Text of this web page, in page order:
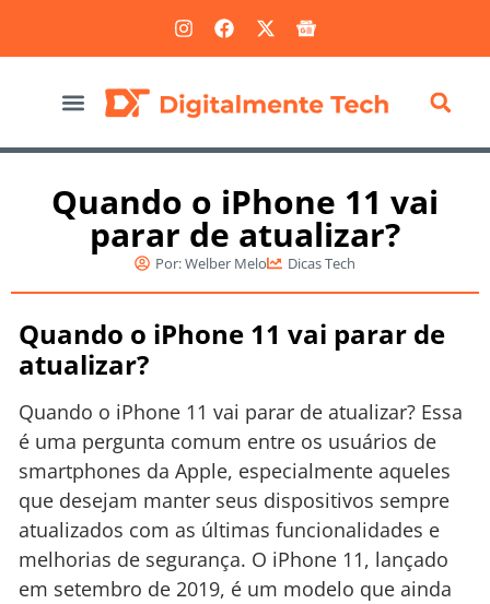
Quando o iPhone 11 vai
parar de atualizar?
Por:Welber Melo Dicas Tech
Quando o iPhone 11 vai parar de
atualizar?
Quando o iPhone 11 vai parar de atualizar? Essa
é uma pergunta comum entre os usuários de
smartphones da Apple, especialmente aqueles
que desejam manter seus dispositivos sempre
atualizados com as últimas funcionalidades e
melhorias de segurança. O iPhone 11, lançado
em setembro de 2019, é um modelo que ainda